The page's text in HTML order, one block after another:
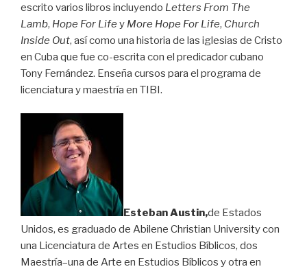
escrito varios libros incluyendo Letters From The
Lamb, Hope For Life y More Hope For Life, Church
Inside Out, así como una historia de las iglesias de Cristo
en Cuba que fue co-escrita con el predicador cubano
Tony Fernández. Enseña cursos para el programa de
licenciatura y maestría en TIBI.
Esteban Austin,de Estados
Unidos, es graduado de Abilene Christian University con
una Licenciatura de Artes en Estudios Bíblicos, dos
Maestría–una de Arte en Estudios Bíblicos y otra en